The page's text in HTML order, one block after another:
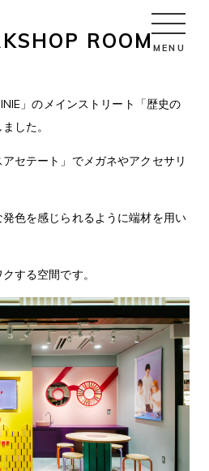
MENU
ROOM
」のメインストリート「歴史の
した。
セテート」でメガネやアクセサリ
色を感じられるように端材を用い
する空間です。